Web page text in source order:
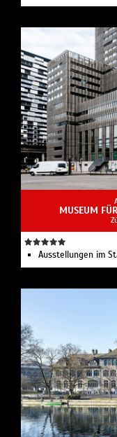
MUSEUM
Ausstellungen im